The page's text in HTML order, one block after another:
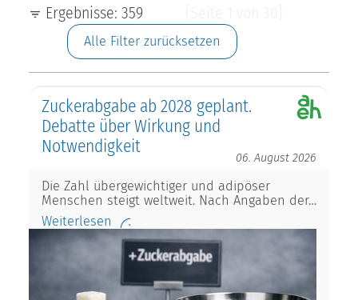
Ergebnisse: 359
Alle Filter zurücksetzen
Zuckerabgabe ab 2028 geplant.
Debatte über Wirkung und
Notwendigkeit
06. August 2026
Die Zahl übergewichtiger und adipöser
Menschen steigt weltweit. Nach Angaben der…
Weiterlesen